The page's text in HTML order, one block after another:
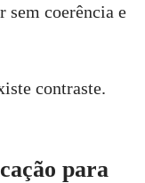
sem coerência e
contraste.
para